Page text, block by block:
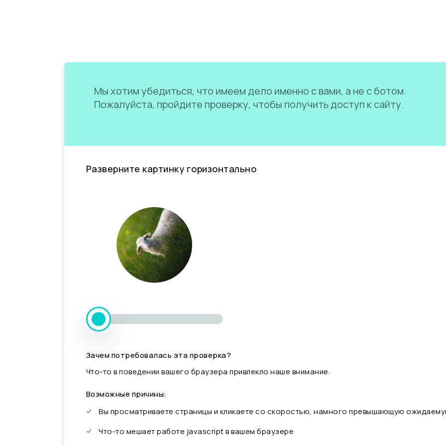
Мы хотим убедиться, что имеем дело именно с вами, а не с ботом.
Пожалуйста, пройдите проверку, чтобы получить доступ к сайту.
Разверните картинку горизонтально
Зачем потребовалась эта проверка?
Что-то в поведении вашего браузера привлекло наше внимание.
Возможные причины:
Вы просматриваете страницы и кликаете со скоростью, намного превышающую
Что-то мешает работе javascript в вашем браузере